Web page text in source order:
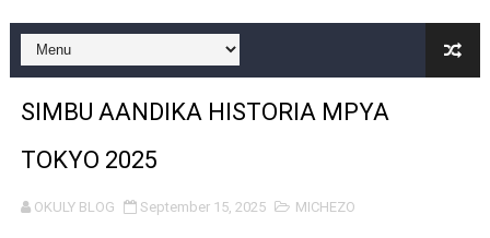
TPDC YARIDHISHWA NA MAENDELEO YA UJENZI WA
SIMBU AANDIKA HISTORIA MPYA
TOKYO 2025
OKULY BLOG September 15, 2025 MICHEZO